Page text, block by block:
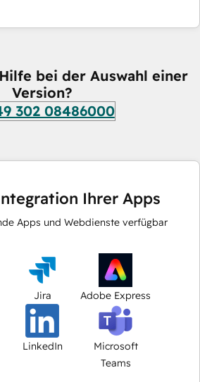
bei der Auswahl einer
Version?
302 08486000
Ihrer Apps
Apps und Webdienste verfügbar
Jira Adobe Express
LinkedIn
Microsoft
Teams